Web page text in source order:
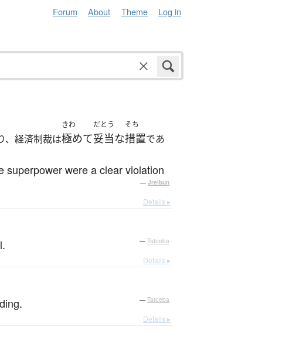
Forum About Theme Log in
、経済制裁は
きわ
極めて
だとう
妥当な
そち
措置であ
superpower were a clear violation
— Jreibun
Details ▸
— Tatoeba
Details ▸
— Tatoeba
Details ▸